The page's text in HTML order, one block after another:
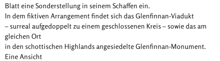
Blatt eine Sonderstellung in seinem Schaffen ein.
In dem fiktiven Arrangement findet sich das Glenfinnan-Viadukt
– surreal aufgedoppelt zu einem geschlossenen Kreis – sowie das am
gleichen Ort
in den schottischen Highlands angesiedelte Glenfinnan-Monument.
Eine Ansicht